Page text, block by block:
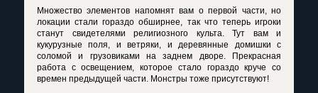
Множество элементов напомнят вам о первой части, но
локации стали гораздо обширнее, так что теперь игроки
станут свидетелями религиозного культа. Тут вам и
кукурузные поля, и ветряки, и деревянные домишки с
соломой и грузовиками на заднем дворе. Прекрасная
работа с освещением, которое стало гораздо круче со
времен предыдущей части. Монстры тоже присутствуют!